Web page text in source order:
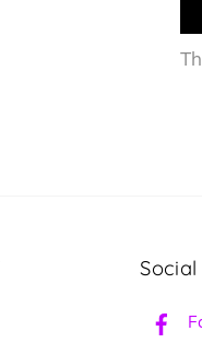
Social